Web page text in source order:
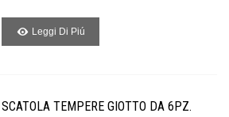
Leggi Di Piú
SCATOLA TEMPERE GIOTTO DA 6PZ.